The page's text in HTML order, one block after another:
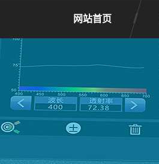
网站首页